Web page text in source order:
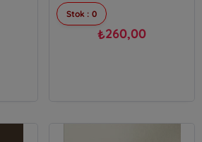
Stok : 0
₺260,00